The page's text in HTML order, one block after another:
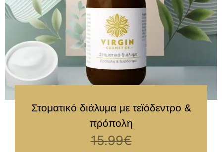
Στοματικό διάλυμα με τεϊόδεντρο &
πρόπολη
15.99€